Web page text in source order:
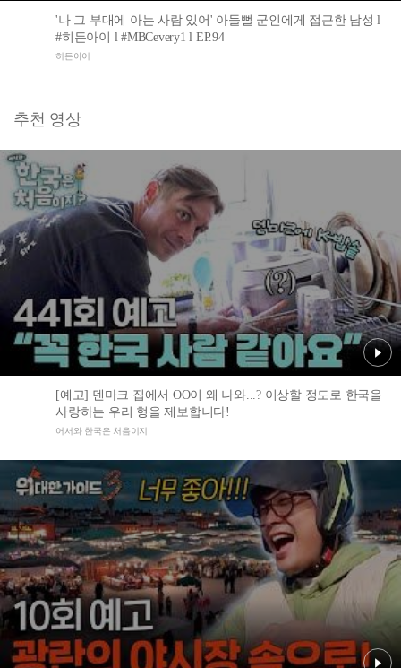
'나 그 부대에 아는 사람 있어' 아들뻘 군인에게 접근한 남성 l
#히든아이 l #MBCevery1 l EP.94
히든아이
추천 영상
[예고] 덴마크 집에서 OO이 왜 나와...? 이상할 정도로 한국을
사랑하는 우리 형을 제보합니다!
어서와 한국은 처음이지